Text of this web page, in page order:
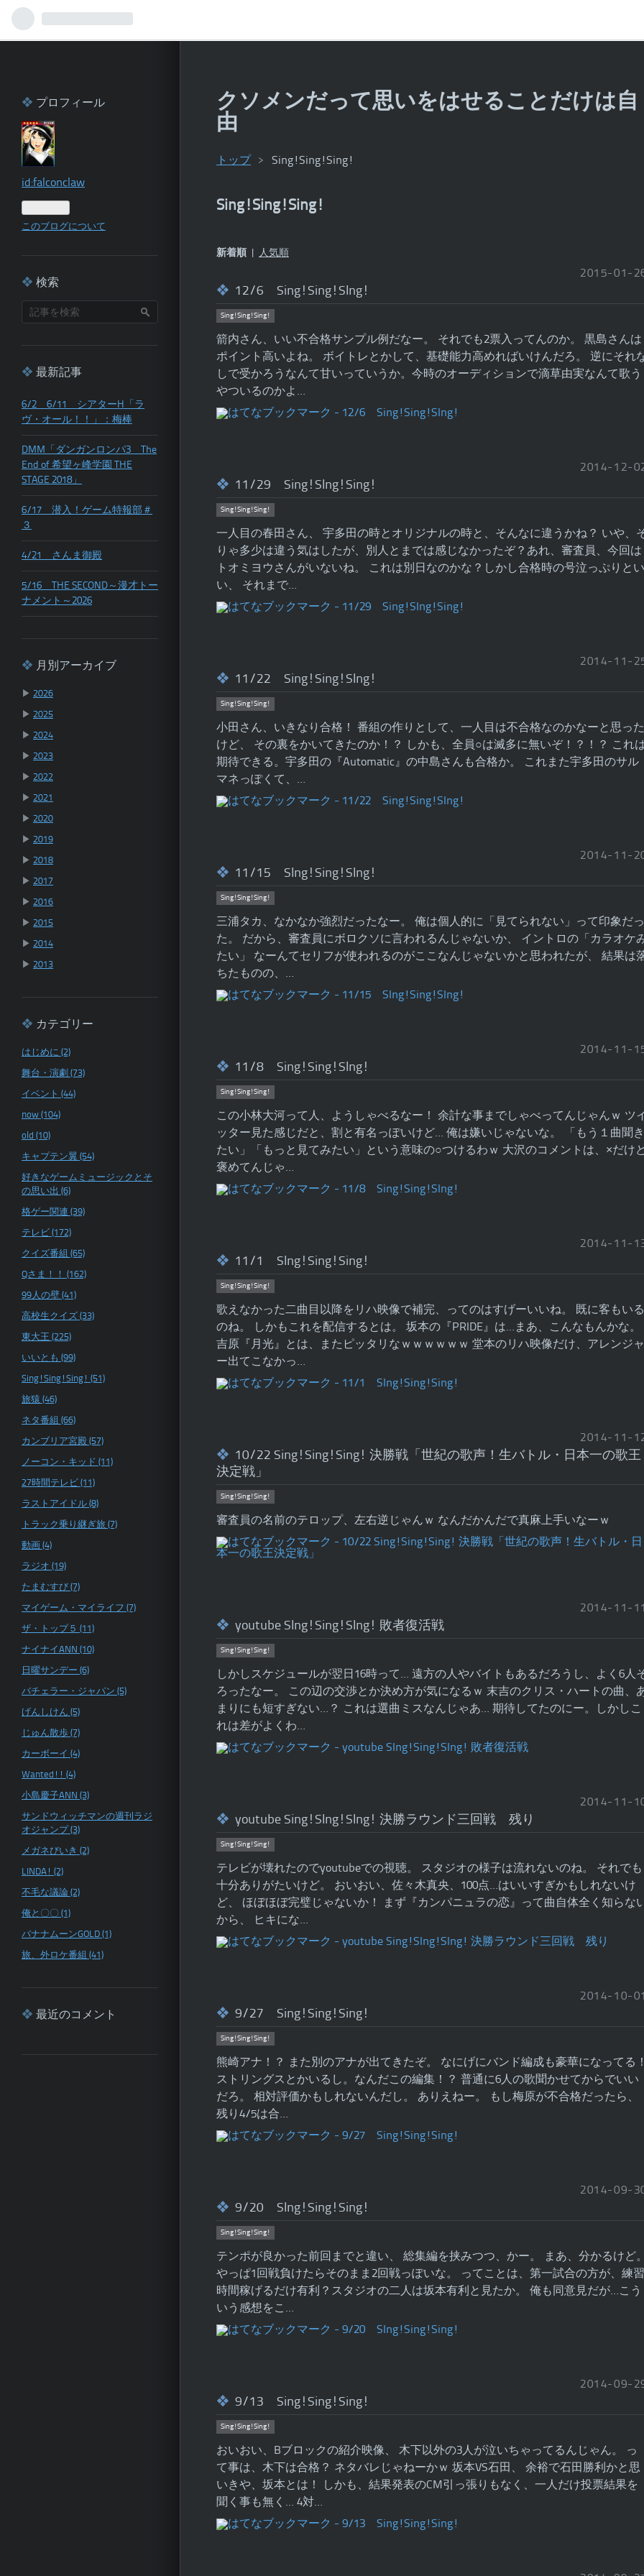
クソメンだって思いをはせることだけは自
由
トップ > Sing!Sing!Sing!
Sing!Sing!Sing!
新着順 人気順
2015-01 -
12/6 Sing!Sing!SIng!
Sing!Sing!Sing!
箭内さん、いい不合格サンプル例だなー。 それでも2票入ってんのか。 黒島さんは
ポイント高いよね。 ボイトレとかして、基礎能力高めればいけんだろ。 逆にそれ
しで受かろうなんて甘いっていうか。今時のオーディションで滴草由実なんて歌う
やついるのかよ…
2014- 12-
11/29 Sing!SIng!Sing!
Sing!Sing!Sing!
一人目の春田さん、 宇多田の時とオリジナルの時と、そんなに違うかね？ いや、
りゃ多少は違う気はしたが、別人とまでは感じなかったぞ？あれ、審査員、今回は
トオミヨウさんがいないね。 これは別日なのかな？しかし合格時の号泣っぷりとい
い、 それまで…
2014- 11 -
11/22 Sing!Sing!SIng!
Sing!Sing!Sing!
小田さん、いきなり合格！ 番組の作りとして、一人目は不合格なのかなーと思った
けど、 その裏をかいてきたのか！？ しかも、全員○は滅多に無いぞ！？！？ これ
期待できる。宇多田の『Automatic』の中島さんも合格か。 これまた宇多田のサル
マネっぽくて、…
2014- 11 -
11/15 SIng!Sing!SIng!
Sing!Sing!Sing!
三浦タカ、なかなか強烈だったなー。 俺は個人的に「見てられない」って印象だっ
た。 だから、審査員にボロクソに言われるんじゃないか、 イントロの「カラオケ
たい」 なーんてセリフが使われるのがここなんじゃないかと思われたが、 結果は
ちたものの、…
2014- 11 -
11/8 Sing!Sing!SIng!
Sing!Sing!Sing!
この小林大河って人、ようしゃべるなー！ 余計な事までしゃべってんじゃんｗ ツイ
ッター見た感じだと、割と有名っぽいけど… 俺は嫌いじゃないな。 「もう１曲聞き
たい」「もっと見てみたい」という意味の○つけるわｗ 大沢のコメントは、×だけ
褒めてんじゃ…
2014- 11 -
11/1 SIng!Sing!Sing!
Sing!Sing!Sing!
歌えなかった二曲目以降をリハ映像で補完、ってのはすげーいいね。 既に客もいる
のね。 しかもこれを配信するとは。 坂本の『PRIDE』は…まあ、こんなもんかな。
吉原『月光』とは、またピッタリなｗｗｗｗｗｗ 堂本のリハ映像だけ、アレンジャ
ー出てこなかっ…
2014- 11 -
10/22 Sing!Sing!Sing! 決勝戦「世紀の歌声！生バトル・日本一の歌王
決定戦」
Sing!Sing!Sing!
審査員の名前のテロップ、左右逆じゃんｗ なんだかんだで真麻上手いなーｗ
2014- 11 - 11
youtube SIng!Sing!SIng! 敗者復活戦
Sing!Sing!Sing!
しかしスケジュールが翌日16時って… 遠方の人やバイトもあるだろうし、よく6人
ろったなー。 この辺の交渉とか決め方が気になるｗ 末吉のクリス・ハートの曲、
まりにも短すぎない…？ これは選曲ミスなんじゃあ… 期待してたのにー。しかしこ
れは差がよくわ…
2014- 11 -
youtube Sing!SIng!SIng! 決勝ラウンド三回戦 残り
Sing!Sing!Sing!
テレビが壊れたのでyoutubeでの視聴。 スタジオの様子は流れないのね。 それでも
十分ありがたいけど。 おいおい、佐々木真央、100点…はいいすぎかもしれないけ
ど、 ほぼほぼ完璧じゃないか！ まず『カンパニュラの恋』って曲自体全く知らな
から、 ヒキにな…
2014- 10-01
9/27 Sing!Sing!Sing!
Sing!Sing!Sing!
熊崎アナ！？ また別のアナが出てきたぞ。 なにげにバンド編成も豪華になってる！
ストリングスとかいるし。なんだこの編集！？ 普通に6人の歌聞かせてからでいい
だろ。 相対評価かもしれないんだし。 ありえねー。 もし梅原が不合格だったら、
残り4/5は合…
2014-09-
9/20 SIng!Sing!Sing!
Sing!Sing!Sing!
テンポが良かった前回までと違い、 総集編を挟みつつ、かー。 まあ、分かるけど。
やっぱ1回戦負けたらそのまま2回戦っぽいな。 ってことは、第一試合の方が、練習
時間稼げるだけ有利？スタジオの二人は坂本有利と見たか。 俺も同意見だが…こう
いう感想をこ…
2014-09-
9/13 Sing!Sing!Sing!
Sing!Sing!Sing!
おいおい、Bブロックの紹介映像、 木下以外の3人が泣いちゃってるんじゃん。 っ
て事は、木下は合格？ ネタバレじゃねーかｗ 坂本VS石田、 余裕で石田勝利かと思
いきや、坂本とは！ しかも、結果発表のCM引っ張りもなく、一人だけ投票結果を
聞く事も無く… 4対…
プロフィール
id:falconclaw
このブログについて
検索
最新記事
6/2 6/11 シアターH「ラ
ヴ・オール！！」：梅棒
DMM「ダンガンロンパ3 The
End of 希望ヶ峰学園 THE
STAGE 2018」
6/17 潜入！ゲーム特報部＃
３
4/21 さんま御殿
5/16 THE SECOND～漫才トー
ナメント～2026
月別アーカイブ
▶ 2026
▶ 2025
▶ 2024
▶ 2023
▶ 2022
▶ 2021
▶ 2020
▶ 2019
▶ 2018
▶ 2017
▶ 2016
▶ 2015
▶ 2014
▶ 2013
カテゴリー
はじめに (2)
舞台・演劇 (73)
イベント (44)
now (104)
old (10)
キャプテン翼 (54)
好きなゲームミュージックとそ
の思い出 (6)
格ゲー関連 (39)
テレビ (172)
クイズ番組 (65)
Qさま！！ (162)
99人の壁 (41)
高校生クイズ (33)
東大王 (225)
いいとも (99)
Sing!Sing!Sing! (51)
旅猿 (46)
ネタ番組 (66)
カンブリア宮殿 (57)
ノーコン・キッド (11)
27時間テレビ (11)
ラストアイドル (8)
トラック乗り継ぎ旅 (7)
動画 (4)
ラジオ (19)
たまむすび (7)
マイゲーム・マイライフ (7)
ザ・トップ５ (11)
ナイナイANN (10)
日曜サンデー (6)
バチェラー・ジャパン (5)
げんしけん (5)
じゅん散歩 (7)
カーボーイ (4)
Wanted!! (4)
小島慶子ANN (3)
サンドウィッチマンの週刊ラジ
オジャンプ (3)
メガネびいき (2)
LINDA! (2)
不毛な議論 (2)
俺と〇〇 (1)
バナナムーンGOLD (1)
旅、外ロケ番組 (41)
最近のコメント